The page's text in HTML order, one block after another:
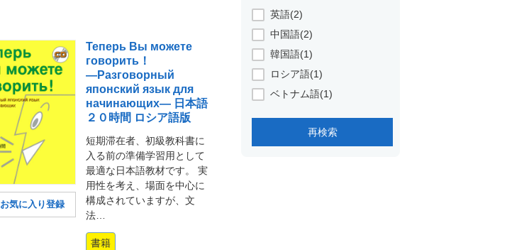
お気に入り登録
Теперь Вы можете
говорить！
―Разговорный
японский язык для
начинающих― 日本語
２０時間 ロシア語版
短期滞在者、初級教科書に
入る前の準備学習用として
最適な日本語教材です。 実
用性を考え、場面を中心に
構成されていますが、文
法…
書籍
英語(2)
中国語(2)
韓国語(1)
ロシア語(1)
ベトナム語(1)